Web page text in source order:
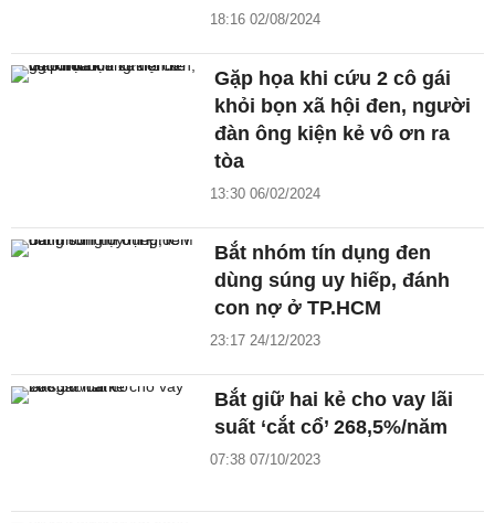
18:16 02/08/2024
Gặp họa khi cứu 2 cô gái
khỏi bọn xã hội đen, người
đàn ông kiện kẻ vô ơn ra
tòa
13:30 06/02/2024
Bắt nhóm tín dụng đen
dùng súng uy hiếp, đánh
con nợ ở TP.HCM
23:17 24/12/2023
Bắt giữ hai kẻ cho vay lãi
suất ‘cắt cổ’ 268,5%/năm
07:38 07/10/2023